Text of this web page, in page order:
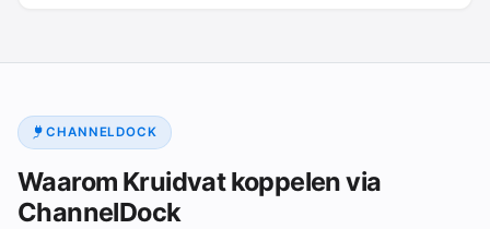
CHANNELDOCK
Waarom Kruidvat koppelen via
ChannelDock